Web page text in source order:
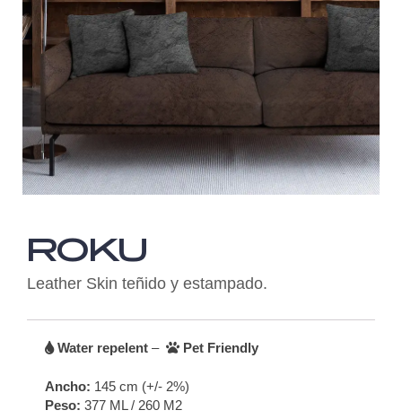
ROKU
Leather Skin teñido y estampado.
Water repelent – Pet Friendly
Ancho: 145 cm (+/- 2%)
Peso: 377 ML / 260 M2